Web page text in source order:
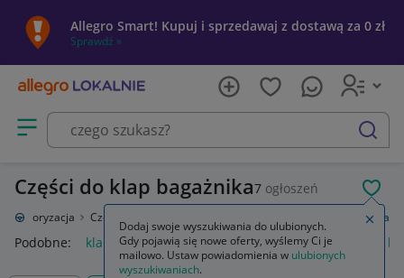
Allegro Smart! Kupuj i sprzedawaj z dostawą za 0 zł
Sprawdź »
Otwórz menu z kategoriami
szukaj
Części do klap bagażnika7 ogłoszeń
Motoryzacja Części samochodowe Klapy bagażnika
Podobne: klapy bagażnika automatyczne otwieranie klapy
Dodaj swoje wyszukiwania do ulubionych.
Gdy pojawią się nowe oferty, wyślemy Ci je
mailowo. Ustaw powiadomienia w ulubionych
wyszukiwaniach.